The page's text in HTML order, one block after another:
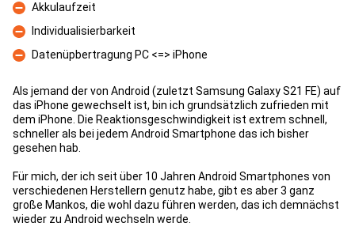
Con
Akkulaufzeit
Con
Individualisierbarkeit
Con
Datenüpbertragung PC <=> iPhone
Als jemand der von Android (zuletzt Samsung Galaxy S21 FE) auf
das iPhone gewechselt ist, bin ich grundsätzlich zufrieden mit
dem iPhone. Die Reaktionsgeschwindigkeit ist extrem schnell,
schneller als bei jedem Android Smartphone das ich bisher
gesehen hab.
Für mich, der ich seit über 10 Jahren Android Smartphones von
verschiedenen Herstellern genutz habe, gibt es aber 3 ganz
große Mankos, die wohl dazu führen werden, das ich demnächst
wieder zu Android wechseln werde.